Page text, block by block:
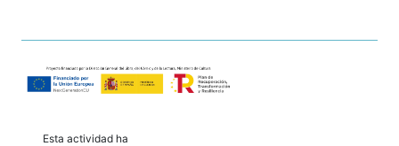
Esta actividad ha